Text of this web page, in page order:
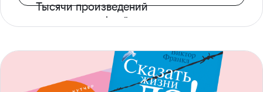
Тысячи произведений
с доступом офлайн